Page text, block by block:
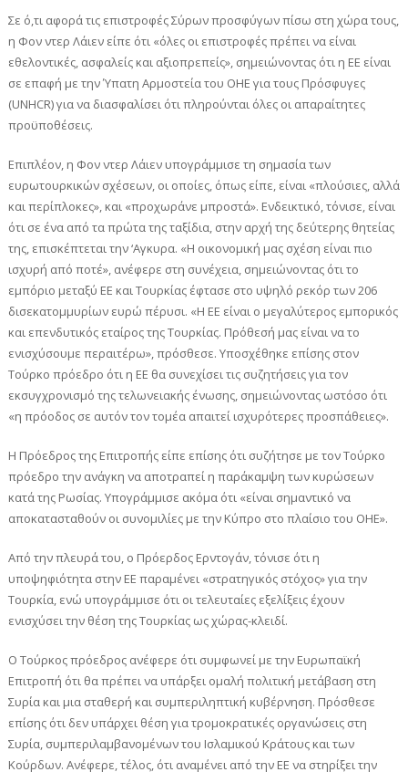
Σε ό,τι αφορά τις επιστροφές Σύρων προσφύγων πίσω στη χώρα τους,
η Φον ντερ Λάιεν είπε ότι «όλες οι επιστροφές πρέπει να είναι
εθελοντικές, ασφαλείς και αξιοπρεπείς», σημειώνοντας ότι η ΕΕ είναι
σε επαφή με την Ύπατη Αρμοστεία του ΟΗΕ για τους Πρόσφυγες
(UNHCR) για να διασφαλίσει ότι πληρούνται όλες οι απαραίτητες
προϋποθέσεις.
Επιπλέον, η Φον ντερ Λάιεν υπογράμμισε τη σημασία των
ευρωτουρκικών σχέσεων, οι οποίες, όπως είπε, είναι «πλούσιες, αλλά
και περίπλοκες», και «προχωράνε μπροστά». Ενδεικτικό, τόνισε, είναι
ότι σε ένα από τα πρώτα της ταξίδια, στην αρχή της δεύτερης θητείας
της, επισκέπτεται την ‘Αγκυρα. «Η οικονομική μας σχέση είναι πιο
ισχυρή από ποτέ», ανέφερε στη συνέχεια, σημειώνοντας ότι το
εμπόριο μεταξύ ΕΕ και Τουρκίας έφτασε στο υψηλό ρεκόρ των 206
δισεκατομμυρίων ευρώ πέρυσι. «Η ΕΕ είναι ο μεγαλύτερος εμπορικός
και επενδυτικός εταίρος της Τουρκίας. Πρόθεσή μας είναι να το
ενισχύσουμε περαιτέρω», πρόσθεσε. Υποσχέθηκε επίσης στον
Τούρκο πρόεδρο ότι η ΕΕ θα συνεχίσει τις συζητήσεις για τον
εκσυγχρονισμό της τελωνειακής ένωσης, σημειώνοντας ωστόσο ότι
«η πρόοδος σε αυτόν τον τομέα απαιτεί ισχυρότερες προσπάθειες».
Η Πρόεδρος της Επιτροπής είπε επίσης ότι συζήτησε με τον Τούρκο
πρόεδρο την ανάγκη να αποτραπεί η παράκαμψη των κυρώσεων
κατά της Ρωσίας. Υπογράμμισε ακόμα ότι «είναι σημαντικό να
αποκατασταθούν οι συνομιλίες με την Κύπρο στο πλαίσιο του ΟΗΕ».
Από την πλευρά του, ο Πρόερδος Ερντογάν, τόνισε ότι η
υποψηφιότητα στην ΕΕ παραμένει «στρατηγικός στόχος» για την
Τουρκία, ενώ υπογράμμισε ότι οι τελευταίες εξελίξεις έχουν
ενισχύσει την θέση της Τουρκίας ως χώρας-κλειδί.
O Τούρκος πρόεδρος ανέφερε ότι συμφωνεί με την Ευρωπαϊκή
Επιτροπή ότι θα πρέπει να υπάρξει ομαλή πολιτική μετάβαση στη
Συρία και μια σταθερή και συμπεριληπτική κυβέρνηση. Πρόσθεσε
επίσης ότι δεν υπάρχει θέση για τρομοκρατικές οργανώσεις στη
Συρία, συμπεριλαμβανομένων του Ισλαμικού Κράτους και των
Κούρδων. Ανέφερε, τέλος, ότι αναμένει από την ΕΕ να στηρίξει την